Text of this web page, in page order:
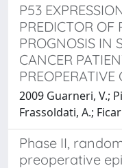
P53
PREDICTOR OF
PROGNOSIS IN
CANCER
2009 Guarneri, V.;
Frassoldati, A.;
Phase II,
preoperative